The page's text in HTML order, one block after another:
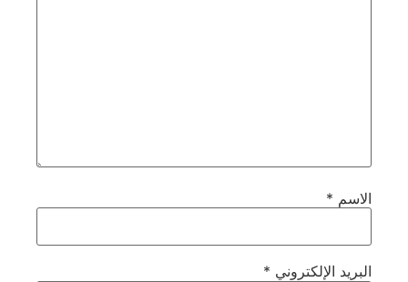
الاسم *
البريد الإلكتروني *